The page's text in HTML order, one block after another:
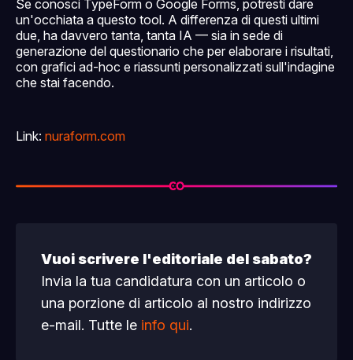
Se conosci TypeForm o Google Forms, potresti dare
un'occhiata a questo tool. A differenza di questi ultimi
due, ha davvero tanta, tanta IA — sia in sede di
generazione del questionario che per elaborare i risultati,
con grafici ad-hoc e riassunti personalizzati sull'indagine
che stai facendo.
Link: nuraform.com
Vuoi scrivere l'editoriale del sabato?
Invia la tua candidatura con un articolo o
una porzione di articolo al nostro indirizzo
e-mail. Tutte le info qui.